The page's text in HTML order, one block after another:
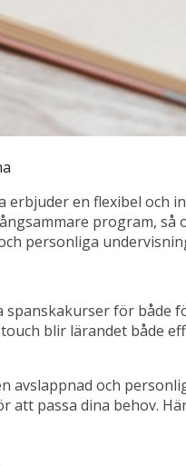
erbjuder en flexibel
program,
personliga
spanskakurser för både
blir lärandet både
avslappnad och
passa dina behov.